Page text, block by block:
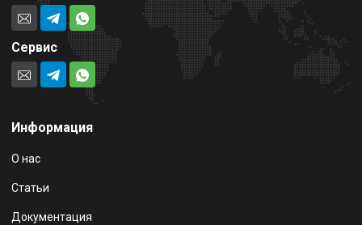
Сервис
Информация
О нас
Статьи
Документация